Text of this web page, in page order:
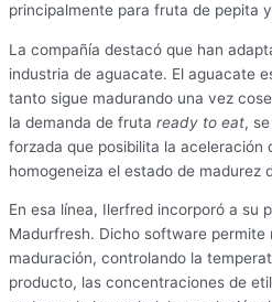
principalmente para fruta de pepita
La compañía destacó que han
industria de aguacate. El aguacate
tanto sigue madurando una vez
la demanda de fruta ready to eat,
forzada que posibilita la aceleración
homogeneiza el estado de madurez
En esa línea, Ilerfred incorporó a su
Madurfresh. Dicho software permite
maduración, controlando la
producto, las concentraciones de